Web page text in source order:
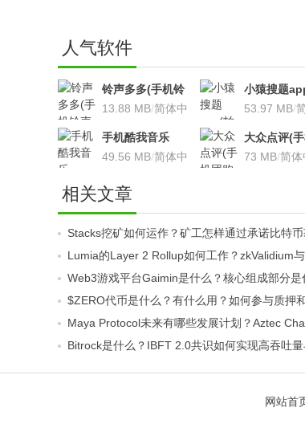
人气软件
铃声多多(手机铃
声软件)v8.7.66 安
13.88 MB/简体中
小猿搜题
搜题利器
53.97 MB/
手机酷我音乐
V9.2.3.5 安卓版
49.56 MB/简体中
大众点评(
购软件
73 MB/简体
相关文章
Stacks挖矿如何运作？矿工怎样通过承诺比特币
Lumia的Layer 2 Rollup如何工作？zkValidium
Web3游戏平台Gaimin是什么？核心组成部分是
$ZERO代币是什么？有什么用？如何参与质押
Maya Protocol未来有哪些发展计划？Aztec
Bitrock是什么？IBFT 2.0共识如何实现高吞吐量
网站首